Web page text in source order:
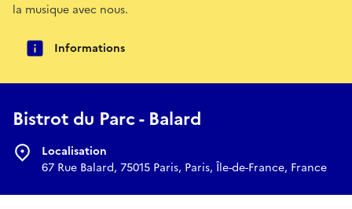
la musique avec nous.
Informations
Bistrot du Parc - Balard
Localisation
67 Rue Balard, 75015 Paris, Paris, Île-de-France, France